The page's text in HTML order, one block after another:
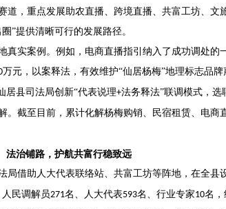
道，重点发展助农直播、跨境直播、共富工坊、文
”提供清晰可行的发展路径。
真实案例。例如，电商直播指引纳入了成功调处的
万元，以案释法，有效维护“仙居杨梅”地理标志品牌
居县司法局创新“代表说理+法务释法”联调模式，
。截至目前，累计化解杨梅购销、民宿租赁、电商
法治铺路，护航共富行稳致远
局借助人大代表联络站、共富工坊等阵地，在全县
人民调解员271名、人大代表593名、行业专家10名，